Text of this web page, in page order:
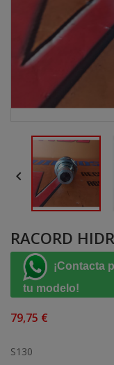

RACORD
¡Contacta
tu modelo!
79,75 €
S130